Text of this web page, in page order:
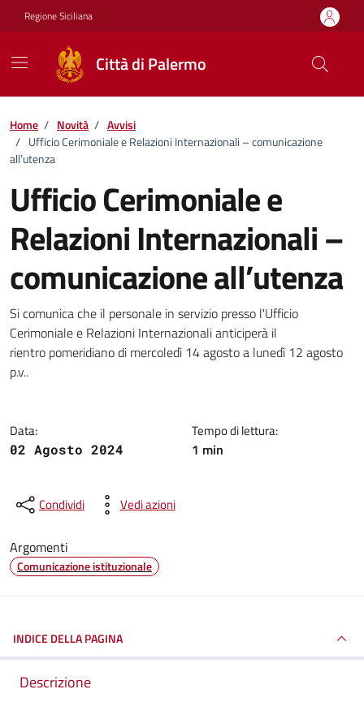
Vai ai contenuti
Vai al footer
Regione Siciliana
Città di Palermo
Home / Novità / Avvisi
/ Ufficio Cerimoniale e Relazioni Internazionali – comunicazione
all’utenza
Ufficio Cerimoniale e
Relazioni Internazionali –
comunicazione all’utenza
Dettagli della notizia
Si comunica che il personale in servizio presso l'Ufficio
Cerimoniale e Relazioni Internazionali anticiperà il
rientro pomeridiano di mercoledì 14 agosto a lunedì 12 agosto
p.v..
Data:
02 Agosto 2024
Tempo di lettura:
1 min
Condividi Vedi azioni
Argomenti
Comunicazione istituzionale
INDICE DELLA PAGINA
Descrizione